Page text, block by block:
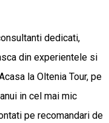
dedicati,
din experientele si
la Oltenia Tour, pe
in cel mai mic
pe recomandari de